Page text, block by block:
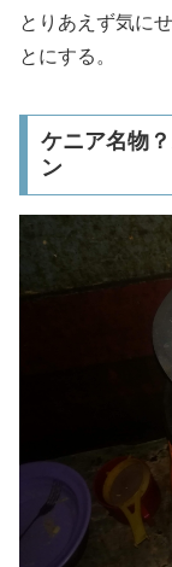
とりあえず気に
とにする。
ケニア名物
ン